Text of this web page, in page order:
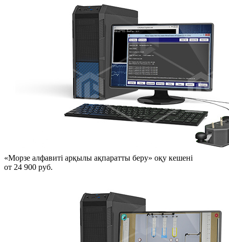
«Морзе алфавиті арқылы ақпаратты беру» оқу кешені
от 24 900 руб.